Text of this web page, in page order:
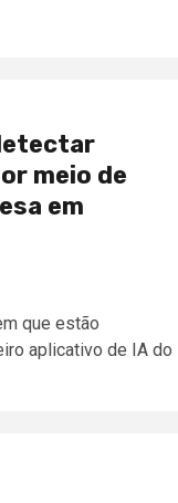
meio de
em
que estão
aplicativo de IA do